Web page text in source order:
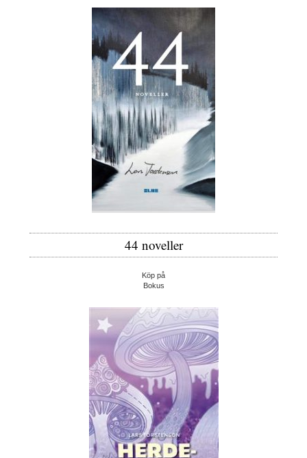
44 noveller
Köp på
Bokus